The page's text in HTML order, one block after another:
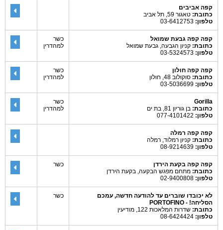
קפה אביבים
כתובת: טאגור 59, תל אביב
טלפון:
קפה קפה גבעת שמואל
כתובת: קניון הגבעה, גבעת שמואל
טלפון:
כשר
למהדרין
קפה קפה חולון
כתובת: סוקולוב 48, חולון
טלפון:
כשר
למהדרין
Gorilla
כתובת: בן גוריון 81, בת ים
טלפון:
כשר
למהדרין
קפה קפה רמלה
כתובת: קניון רמלוד, רמלה
טלפון:
קפה קפה בקעת הירדן
כתובת: מתחם מפגש הבקעה, בקעת הירדן
טלפון:
כשר
לא יכובדו שוברים עד להודעה חדשה, עמכם
הסליחה! - PORTOFINO
כתובת: שדרות המלאכות 122, מודיעין
טלפון:
כשר